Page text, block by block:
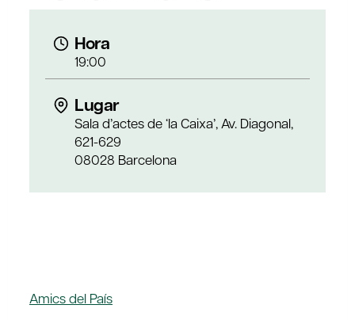
Hora
19:00
Lugar
Sala d’actes de ‘la Caixa’, Av. Diagonal,
621-629
08028 Barcelona
Amics del País